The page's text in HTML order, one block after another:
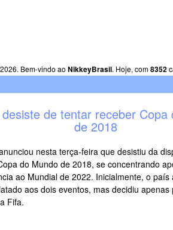
Bem-vindo ao NikkeyBrasil. Hoje, com8352
de tentar receber Copa
de 2018
nesta terça-feira que desistiu da
do Mundo de 2018, se concentrando
ao Mundial de 2022. Inicialmente, o país
aos dois eventos, mas decidiu apenas
Fifa.